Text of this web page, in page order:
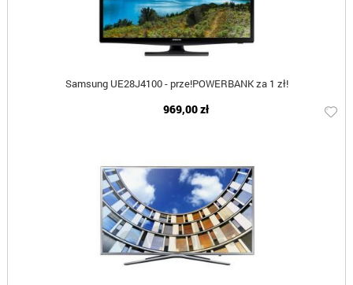
Samsung UE28J4100 - prze!POWERBANK za 1 zł!
969,00 zł